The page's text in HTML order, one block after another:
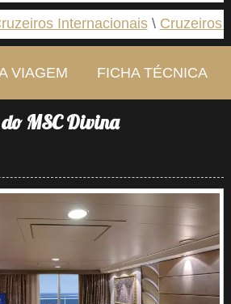
Internacionais Cruzeiros
VIAGEM FICHA TÉCNICA
do MSC Divina